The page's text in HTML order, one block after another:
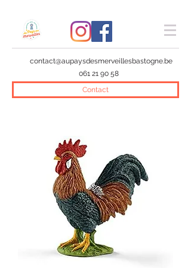
contact@aupaysdesmerveillesbastogne.be
061 21 90 58
Contact